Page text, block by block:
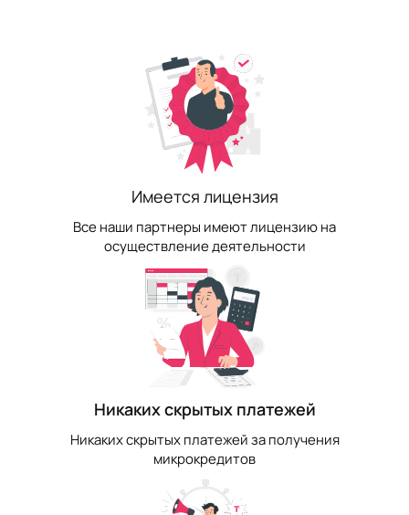
Имеется лицензия
Все наши партнеры имеют лицензию на
осуществление деятельности
Никаких скрытых платежей
Никаких скрытых платежей за получения
микрокредитов